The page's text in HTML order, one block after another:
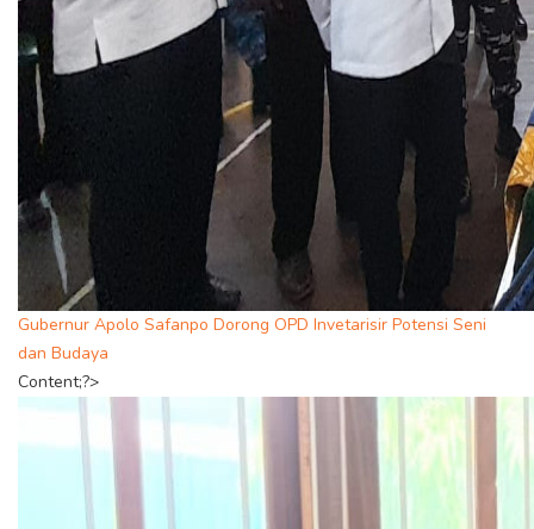
Gubernur Apolo Safanpo Dorong OPD Invetarisir Potensi Seni
dan Budaya
Content;?>